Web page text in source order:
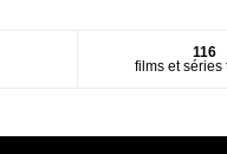
116
films et séries